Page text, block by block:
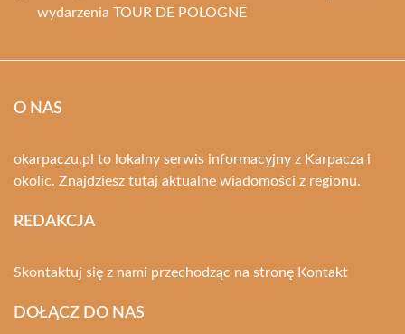
wydarzenia TOUR DE POLOGNE
O NAS
okarpaczu.pl to lokalny serwis informacyjny z Karpacza i
okolic. Znajdziesz tutaj aktualne wiadomości z regionu.
REDAKCJA
Skontaktuj się z nami przechodząc na stronę Kontakt
DOŁĄCZ DO NAS